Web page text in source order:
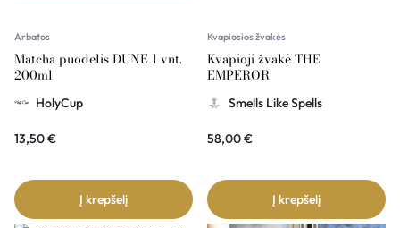
Arbatos
Matcha puodelis DUNE 1 vnt.
200ml
HolyCup
13,50€
Į krepšelį
Kvapiosios žvakės
Kvapioji žvakė THE
EMPEROR
Smells Like Spells
58,00€
Į krepšelį